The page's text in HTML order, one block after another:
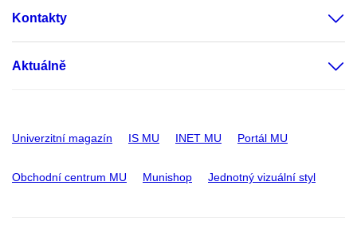
Kontakty
Aktuálně
Univerzitní magazín IS MU INET MU Portál MU
Obchodní centrum MU Munishop Jednotný vizuální styl